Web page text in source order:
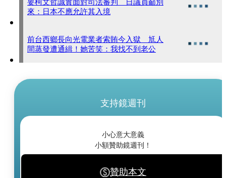
來：日本不應允許其入境
前台西鄉長向光電業者索賄今入獄 尪人
間蒸發遭通緝！她苦笑：我找不到老公
支持鏡週刊
小心意大意義
小額贊助鏡週刊！
贊助本文